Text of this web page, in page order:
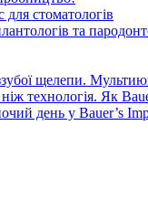
стоматологів
та
щелепи.
технологія. Як
день у Bauer’s